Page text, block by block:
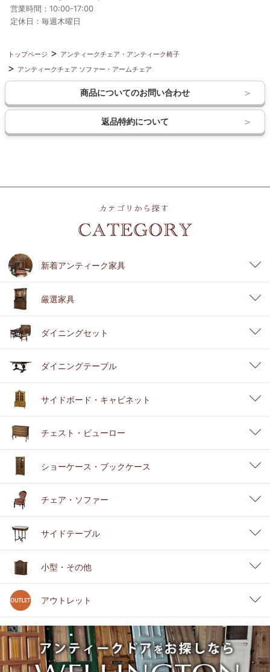
営業時間：10:00-17:00
定休日：毎週木曜日
トップページ
アンティークチェア・アンティーク椅子
アンティークチェア ソファー・アームチェア
商品についてのお問い合わせ
返品特約について
新着アンティーク家具
厳選家具
ダイニングセット
ダイニングテーブル
サイドボード・キャビネット
チェスト・ビューロー
ショーケース・ブックケース
チェア・ソファー
サイドテーブル
小型・その他
アウトレット